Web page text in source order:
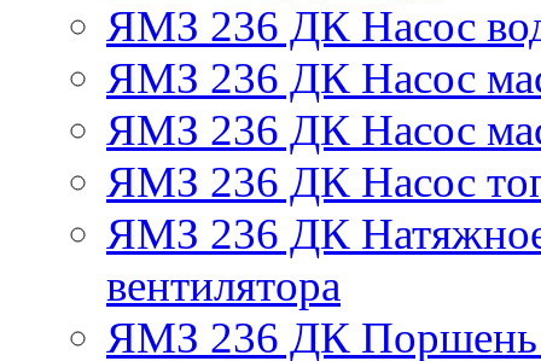
ЯМЗ 236 ДК Насос
ЯМЗ 236 ДК Насос
ЯМЗ 236 ДК Насос
ЯМЗ 236 ДК Насос
ЯМЗ 236 ДК Натяжное
вентилятора
ЯМЗ 236 ДК Поршень